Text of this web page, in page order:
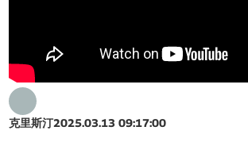
克里斯汀2025.03.13 09:17:00